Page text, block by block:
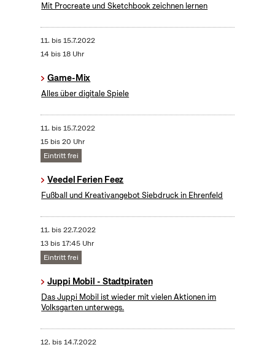
Mit Procreate und Sketchbook zeichnen lernen
11. bis15.7.2022
14 bis 18 Uhr
Game-Mix
Alles über digitale Spiele
11. bis15.7.2022
15 bis 20 Uhr
Eintritt frei
Veedel Ferien Feez
Fußball und Kreativangebot Siebdruck in Ehrenfeld
11. bis22.7.2022
13 bis 17:45 Uhr
Eintritt frei
Juppi Mobil - Stadtpiraten
Das Juppi Mobil ist wieder mit vielen Aktionen im
Volksgarten unterwegs.
12. bis14.7.2022